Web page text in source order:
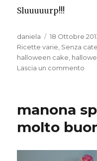
Sluuuuurp!!!
Autore
daniela
Pubblicato
il
18 Ottobre
Ricette varie, Senza
halloween cake,
Lascia un commento
manona
molto